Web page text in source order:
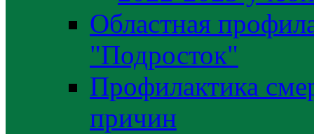
Областная
"Подросток"
Профилактика
причин